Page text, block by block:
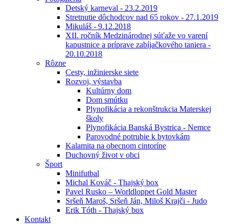
Detský karneval - 23.2.2019
Stretnutie dôchodcov nad 65 rokov - 27.1.2019
Mikuláš - 9.12.2018
XII. ročník Medzinárodnej súťaže vo varení
kapustnice a príprave zabíjačkového taniera -
20.10.2018
Rôzne
Cesty, inžinierske siete
Rozvoj, výstavba
Kultúrny dom
Dom smútku
Plynofikácia a rekonštrukcia Materskej
školy
Plynofikácia Banská Bystrica - Nemce
Parovodné potrubie k bytovkám
Kalamita na obecnom cintoríne
Duchovný život v obci
Šport
Minifutbal
Michal Kováč - Thajský box
Pavel Rusko – Worldloppet Gold Master
Sršeň Maroš, Sršeň Ján, Miloš Krajči - Judo
Erik Tóth - Thajský box
Kontakt